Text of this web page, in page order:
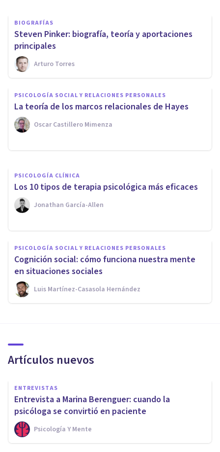
BIOGRAFÍAS
Steven Pinker: biografía, teoría y aportaciones
principales
Arturo Torres
PSICOLOGÍA SOCIAL Y RELACIONES PERSONALES
La teoría de los marcos relacionales de Hayes
Oscar Castillero Mimenza
Los 20 idiomas más fáciles y
difíciles de aprender
PSICOLOGÍA CLÍNICA
Los 10 tipos de terapia psicológica más eficaces
Jonathan García-Allen
PSICOLOGÍA SOCIAL Y RELACIONES PERSONALES
Cognición social: cómo funciona nuestra mente
en situaciones sociales
Luis Martínez-Casasola Hernández
Artículos nuevos
ENTREVISTAS
Entrevista a Marina Berenguer: cuando la
psicóloga se convirtió en paciente
Psicología Y Mente